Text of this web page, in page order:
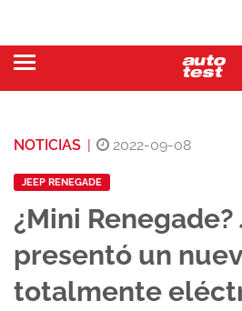
NOTICIAS | 2022-09-08
JEEP RENEGADE
¿Mini Renegade?
presentó un
totalmente